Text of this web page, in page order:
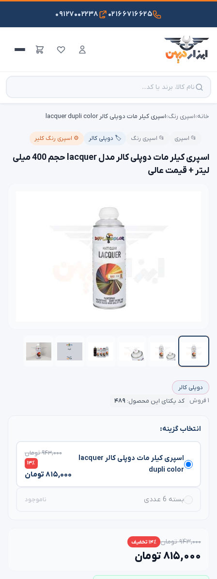
۰۲۱۶۶۷۱۶۶۲۵ ۰۹۱۲۷۰۰۲۲۳۸
خانه›اسپری رنگ›اسپری کیلر مات دوپلی کالر lacquer dupli color
📂 اسپری 📂 اسپری رنگ 🏷️ دوپلی کالر ⚙️ اسپری رنگ کلیر
اسپری کیلر مات دوپلی کالر مدل lacquer حجم 400 میلی
لیتر + قیمت عالی
دوپلی کالر
۱ فروش کد یکتای این محصول: ۴۸۹
انتخاب گزینه:
اسپری کیلر مات دوپلی کالر lacquer
dupli color
۹۴۳,۰۰۰ تومان
۱۴٪
۸۱۵,۰۰۰ تومان
بسته 6 عددی ناموجود
۹۴۳,۰۰۰ تومان ۱۴٪ تخفیف
۸۱۵,۰۰۰ تومان